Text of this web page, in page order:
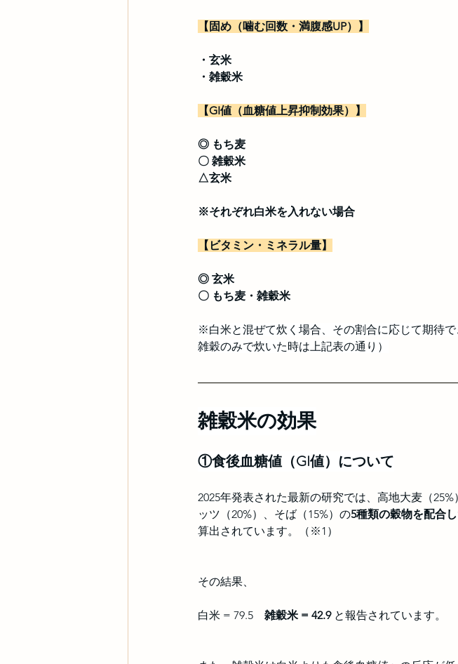
【固め（噛む回数・満腹感UP）】
・玄米
・雑穀米
【GI値（血糖値上昇抑制効果）】
◎ もち麦
〇 雑穀米
△玄米
※それぞれ白米を入れない場合
【ビタミン・ミネラル量】
◎ 玄米
〇 もち麦・雑穀米
※白米と混ぜて炊く場合、その割合に応じて期待
雑穀のみで炊いた時は上記表の通り）
雑穀米の効果
①食後血糖値（GI値）について
2025年発表された最新の研究では、高地大麦（
ッツ（20%）、そば（15%）の5種類の穀物を配合
算出されています。（※1）
その結果、
白米 = 79.5 雑穀米 = 42.9 と報告されています。